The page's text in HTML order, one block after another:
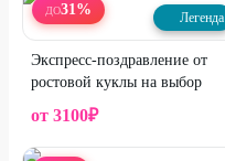
ДО31% Легенда
Экспресс-поздравление от
ростовой куклы на выбор
от 3100₽